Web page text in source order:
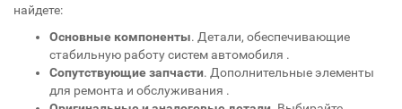
найдете:
Основные компоненты. Детали, обеспечивающие
стабильную работу систем автомобиля .
Сопутствующие запчасти. Дополнительные элементы
для ремонта и обслуживания .